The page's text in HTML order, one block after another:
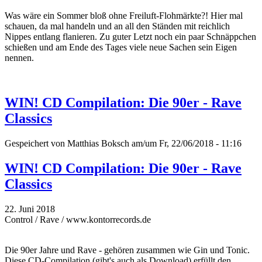
Was wäre ein Sommer bloß ohne Freiluft-Flohmärkte?! Hier mal
schauen, da mal handeln und an all den Ständen mit reichlich
Nippes entlang flanieren. Zu guter Letzt noch ein paar Schnäppchen
schießen und am Ende des Tages viele neue Sachen sein Eigen
nennen.
WIN! CD Compilation: Die 90er - Rave
Classics
Gespeichert von Matthias Boksch am/um Fr, 22/06/2018 - 11:16
WIN! CD Compilation: Die 90er - Rave
Classics
22. Juni 2018
Control / Rave / www.kontorrecords.de
Die 90er Jahre und Rave - gehören zusammen wie Gin und Tonic.